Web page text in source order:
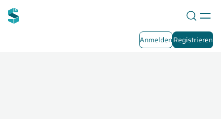
AnmeldenRegistrieren